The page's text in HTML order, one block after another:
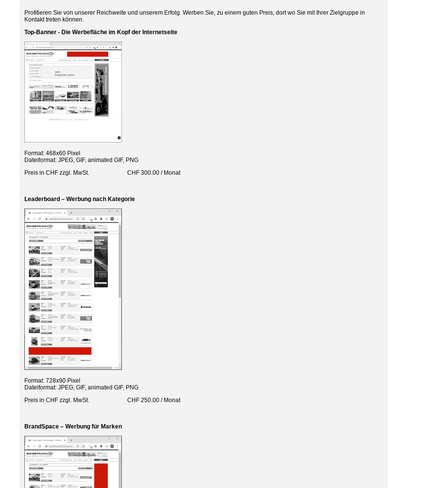
Profitieren Sie von unserer Reichweite und unserem Erfolg. Werben Sie, zu einem guten Preis, dort wo Sie mit Ihrer Zielgruppe in
Kontakt treten können.
Top-Banner - Die Werbefläche im Kopf der Internetseite
Format: 468x60 Pixel
Dateiformat: JPEG, GIF, animated GIF, PNG
Preis in CHF zzgl. MwSt. CHF 300.00 / Monat
Leaderboard – Werbung nach Kategorie
Format: 728x90 Pixel
Dateiformat: JPEG, GIF, animated GIF, PNG
Preis in CHF zzgl. MwSt. CHF 250.00 / Monat
BrandSpace – Werbung für Marken